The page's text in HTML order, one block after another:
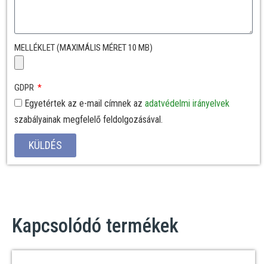
MELLÉKLET (MAXIMÁLIS MÉRET 10 MB)
GDPR
Egyetértek az e-mail címnek az adatvédelmi irányelvek
szabályainak megfelelő feldolgozásával.
KÜLDÉS
Kapcsolódó termékek